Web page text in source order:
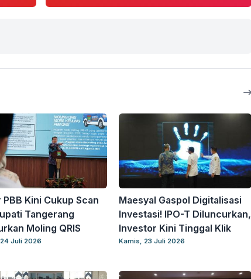
PBB Kini Cukup Scan
Tangerang
Moling QRIS
Juli 2026
Maesyal Gaspol Digitalisasi
Investasi! IPO-T Diluncurkan,
Investor Kini Tinggal Klik
Kamis, 23 Juli 2026